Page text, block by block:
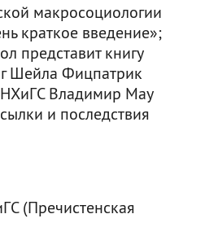
макросоциологии
краткое введение»;
представит книгу
Шейла Фицпатрик
Владимир Мау
и последствия
(Пречистенская